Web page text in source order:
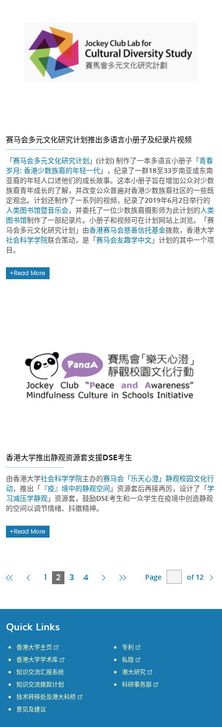
赛马会多元文化研究计划推出多语言小册子及纪录片视频
「赛马会多元文化研究计划 」(计划) 制作了一本多语言小册子「青春
岁月: 香港少数族裔的年轻一代」，纪录了一群18至33岁南亚或东南
亚裔的年轻人口述他们的成长故事。这本小册子旨在增加公众对少数
族裔青年成长的了解，并改变公众普遍对香港少数族裔社区的一些既
定观念。计划还制作了一系列的视频，纪录了2019年6月2日举行的
人类图书馆暨音乐会，并委托了一位少数族裔摄影师为此计划的人类
图书馆制作了一部纪录片。小册子和视频可在计划网站上浏览。「赛
马会多元文化研究计划」由香港赛马会慈善信托基金拨款，香港大学
社会科学学院联合策动，是「赛马会友趣学中文」计划的其中一个项
目。
Read More
香港大学推出静观资源套支援DSE考生
由香港大学社会科学学院主办的赛马会「乐天心澄」静观校园文化行
动，推出「 『疫』境中的静观空间 」资源套后再接再厉，设计了「学
习减压学静观」资源套，鼓励DSE考生和一众学生在疫境中创造静观
的空间以调节情绪、抖擞精神。
Read More
FirstPrevious
1 2Current
3 4
Next Last
Page of 12
Quick Links
香港大学主页
香港大学学术库
知识交流汇报系统
知识交流拨款计划
专利
私隐
港大研究
科研事务部
技术转移处及港大科桥
意见及建议